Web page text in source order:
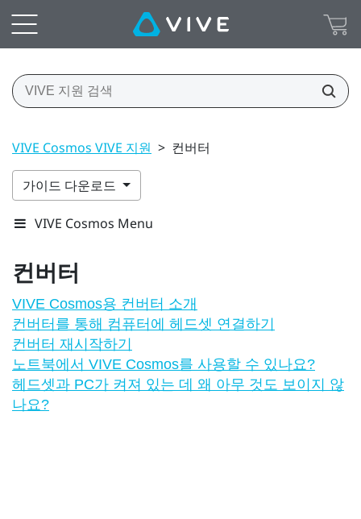
VIVE Cosmos VIVE 지원 > 컨버터
가이드 다운로드
VIVE Cosmos Menu
컨버터
VIVE Cosmos용 컨버터 소개
컨버터를 통해 컴퓨터에 헤드셋 연결하기
컨버터 재시작하기
노트북에서 VIVE Cosmos를 사용할 수 있나요?
헤드셋과 PC가 켜져 있는 데 왜 아무 것도 보이지 않
나요?